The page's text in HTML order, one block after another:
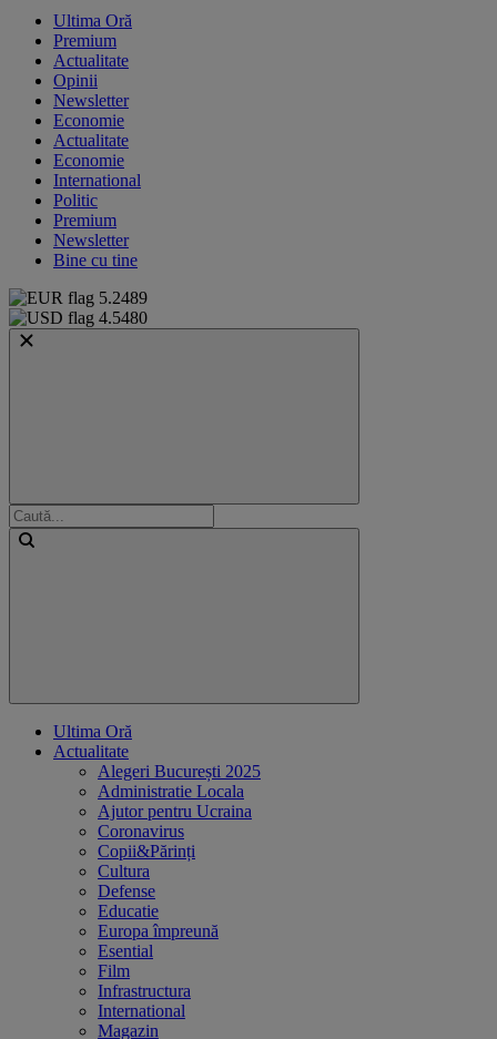
Ultima Oră
Premium
Actualitate
Opinii
Newsletter
Economie
Actualitate
Economie
International
Politic
Premium
Newsletter
Bine cu tine
5.2489
4.5480
Ultima Oră
Actualitate
Alegeri București 2025
Administratie Locala
Ajutor pentru Ucraina
Coronavirus
Copii&Părinți
Cultura
Defense
Educatie
Europa împreună
Esential
Film
Infrastructura
International
Magazin